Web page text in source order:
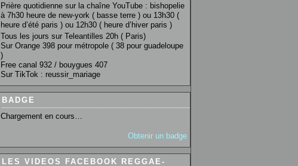
Prière quotidienne sur la chaîne YouTube : bishopelie
à 7h30 heure de new-york ( basse terre ) ou 13h30 (
heure d’été paris ) ou 12h30 ( heure d’hiver paris )
Tous les jours sur Teleantilles 20h ( Paris)
Sur Orange 398 pour métropole ( 38 pour guadeloupe
)
Free canal 932 / bouygues 407
Sur TikTok : reussir_mariage
BADGE
Chargement en cours…
Obtenir un badge
LES VIDEOS FACEBOOK REGGAE-